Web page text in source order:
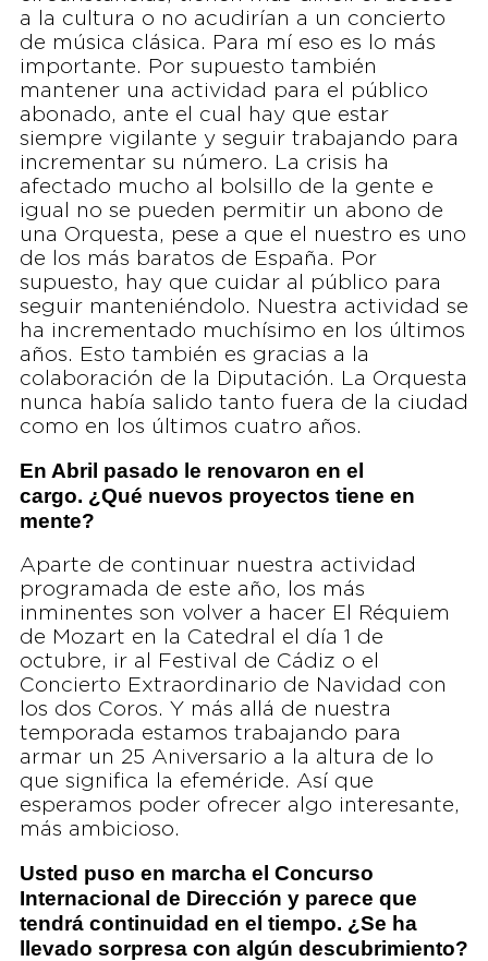
a la cultura o no acudirían a un concierto
de música clásica. Para mí eso es lo más
importante. Por supuesto también
mantener una actividad para el público
abonado, ante el cual hay que estar
siempre vigilante y seguir trabajando para
incrementar su número. La crisis ha
afectado mucho al bolsillo de la gente e
igual no se pueden permitir un abono de
una Orquesta, pese a que el nuestro es uno
de los más baratos de España. Por
supuesto, hay que cuidar al público para
seguir manteniéndolo. Nuestra actividad se
ha incrementado muchísimo en los últimos
años. Esto también es gracias a la
colaboración de la Diputación. La Orquesta
nunca había salido tanto fuera de la ciudad
como en los últimos cuatro años.
En Abril pasado le renovaron en el
cargo. ¿Qué nuevos proyectos tiene en
mente?
Aparte de continuar nuestra actividad
programada de este año, los más
inminentes son volver a hacer El Réquiem
de Mozart en la Catedral el día 1 de
octubre, ir al Festival de Cádiz o el
Concierto Extraordinario de Navidad con
los dos Coros. Y más allá de nuestra
temporada estamos trabajando para
armar un 25 Aniversario a la altura de lo
que significa la efeméride. Así que
esperamos poder ofrecer algo interesante,
más ambicioso.
Usted puso en marcha el Concurso
Internacional de Dirección y parece que
tendrá continuidad en el tiempo. ¿Se ha
llevado sorpresa con algún descubrimiento?